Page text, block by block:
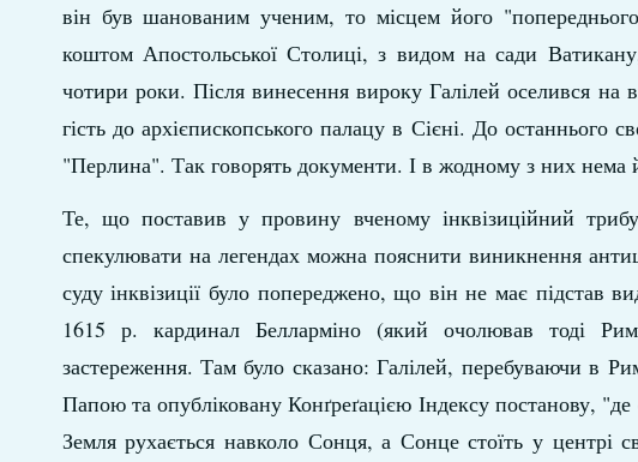
він був шанованим ученим, то місцем його
коштом Апостольської Столиці, з видом на сади
чотири роки. Після винесення вироку Галілей оселився на
гість до архієпископського палацу в Сієні. До
"Перлина". Так говорять документи. І в жодному з них нема
Те, що поставив у провину вченому інквізиційний
спекулювати на легендах можна пояснити виникнення
суду інквізиції було попереджено, що він не має підстав
1615 р. кардинал Белларміно (який очолював тоді
застереження. Там було сказано: Галілей, перебуваючи в
Папою та опубліковану Конґреґацією Індексу постанову,
Земля рухається навколо Сонця, а Сонце стоїть у центрі